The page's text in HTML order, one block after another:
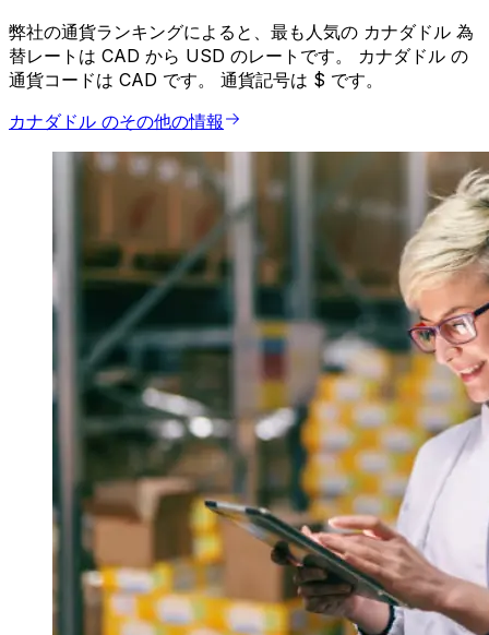
弊社の通貨ランキングによると、最も人気の カナダドル 為
替レートは CAD から USD のレートです。 カナダドル の
通貨コードは CAD です。 通貨記号は $ です。
カナダドル のその他の情報